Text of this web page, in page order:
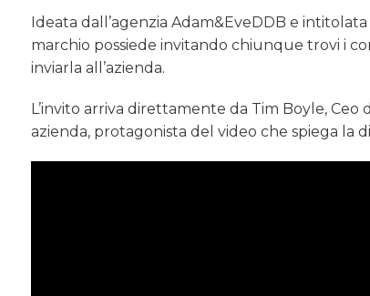
Ideata dall’agenzia Adam&EveDDB e
marchio possiede invitando chiunque trovi i
inviarla all’azienda.
L’invito arriva direttamente da Tim Boyle,
azienda, protagonista del video che spiega la